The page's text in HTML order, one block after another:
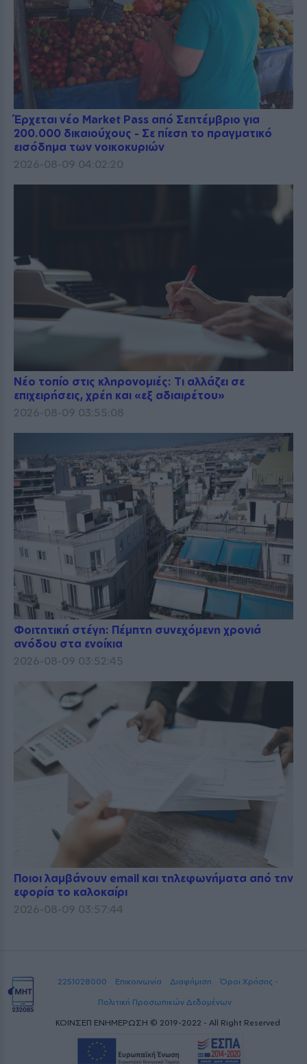
Έρχεται νέο Market Pass από Σεπτέμβριο για
200.000 δικαιούχους - Σε πίεση το πραγματικό
εισόδημα των νοικοκυριών
2026-08-09 04:02:20
Νέο τοπίο στις κληρονομιές: Τι αλλάζει σε
επιχειρήσεις, χρέη και «εξ αδιαιρέτου»
2026-08-09 03:55:08
Φοιτητική στέγη: Πέμπτη συνεχόμενη χρονιά
ανόδου στα ενοίκια
2026-08-09 03:52:45
Ποιοι λαμβάνουν email και τηλεφωνήματα από την
εφορία το καλοκαίρι
2026-08-09 03:57:44
2251028000 Επικοινωνία Διαφήμιση
Όροι Χρήσης -
Πολιτική Προσωπικών Δεδομένων
ΚΟΙΝΣΕΠ ΕΝΗΜΕΡΩΣΗ © 2019-2022 - All Right Reserved